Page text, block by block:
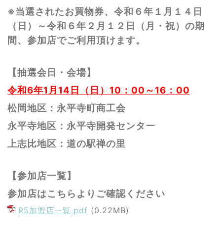
※当選されたお買物券、令和６年１月１４日
（日）～令和６年２月１２日（月・祝）の期
間、参加店でご利用頂けます。
【抽選会日・会場】
令和6年1月14日（日）10：00～16：00
松岡地区：永平寺町商工会
永平寺地区：永平寺開発センター
上志比地区：道の駅禅の里
【参加店一覧】
参加店はこちらよりご確認ください
R5加盟店一覧.pdf (0.22MB)